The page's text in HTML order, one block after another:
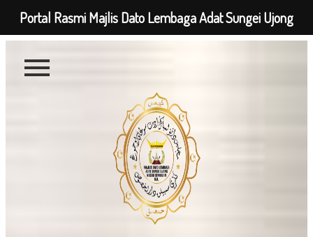
Portal Rasmi Majlis Dato Lembaga Adat Sungei Ujong